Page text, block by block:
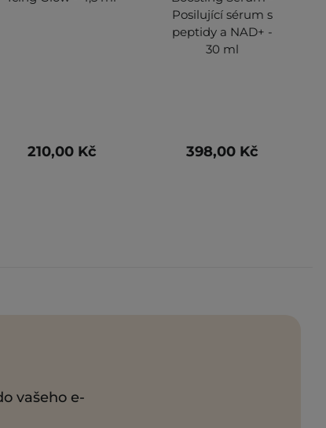
210,00 Kč
Posilující sérum s
peptidy a NAD+ -
30 ml
398,00 Kč
vašeho e-